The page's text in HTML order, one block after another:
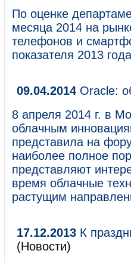
По оценке
месяца 2014 на
телефонов и
показателя 2013
09.04.2014 Oracle:
8 апреля 2014 г. в
облачным
представила на
наиболее полное
представляют
время облачные
растущим
17.12.2013 К
(Новости)